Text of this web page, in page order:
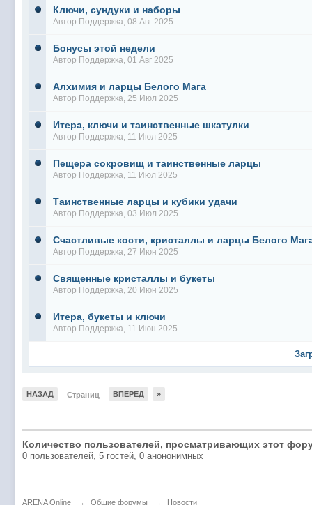
Ключи, сундуки и наборы
Автор Поддержка, 08 Авг 2025
Бонусы этой недели
Автор Поддержка, 01 Авг 2025
Алхимия и ларцы Белого Мага
Автор Поддержка, 25 Июл 2025
Итера, ключи и таинственные шкатулки
Автор Поддержка, 11 Июл 2025
Пещера сокровищ и таинственные ларцы
Автор Поддержка, 11 Июл 2025
Таинственные ларцы и кубики удачи
Автор Поддержка, 03 Июл 2025
Счастливые кости, кристаллы и ларцы Белого
Автор Поддержка, 27 Июн 2025
Священные кристаллы и букеты
Автор Поддержка, 20 Июн 2025
Итера, букеты и ключи
Автор Поддержка, 11 Июн 2025
НАЗАД Страниц ВПЕРЕД »
Количество пользователей, просматривающих этот
0 пользователей, 5 гостей, 0 анононимных
ARENA Online → Общие форумы → Новости